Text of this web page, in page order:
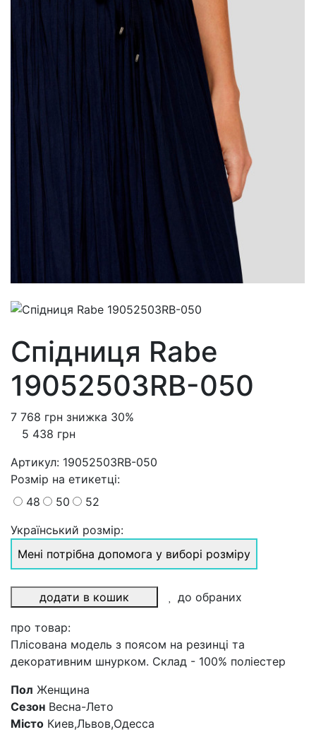
Спідниця Rabe
19052503RB-050
7 768 грн знижка 30%
5 438 грн
Артикул: 19052503RB-050
Розмiр на етикетці:
48
50
52
Український розмір:
Мені потрібна допомога у виборі розміру
додати в кошик до обраних
про товар:
Плісована модель з поясом на резинці та
декоративним шнурком. Склад - 100% поліестер
Пол Женщина
Сезон Весна-Лето
Місто Киев,Львов,Одесса